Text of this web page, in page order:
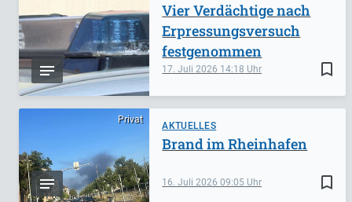
bookmark_border
17. Juli 2026 14:18
Vier Verdächtige nach
Erpressungsversuch
festgenommen
Privat
AKTUELLES
bookmark_border
16. Juli 202609:05
Brand im Rheinhafen